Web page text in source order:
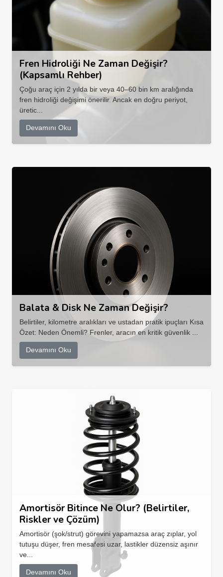
Fren Hidroliği Ne Zaman Değişir?
(Kapsamlı Rehber)
Çoğu araç için 2 yılda bir veya 40–60 bin km aralığında
fren hidroliği değişimi önerilir. Ancak en doğru periyot,
üretic...
Devamını Oku
Balata & Disk Ne Zaman Değişir?
Belirtiler, kilometre aralıkları ve ustadan pratik ipuçları Kısa
Özet: Neden Önemli? Frenler, aracın en kritik güvenlik ...
Devamını Oku
Amortisör Bitince Ne Olur? (Belirtiler,
Riskler ve Çözüm)
Amortisör (şok/strut) görevini yapamazsa araç zıplar, yol
tutuşu düşer, fren mesafesi uzar, lastikler düzensiz aşınır
ve...
Devamını Oku